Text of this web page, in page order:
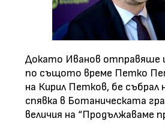
Докато Иванов отправяше
по същото време Петко
на Кирил Петков, бе събрал
спявка в Ботаническата
величия на “Продължаваме